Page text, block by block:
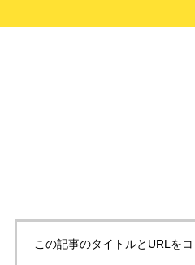
この記事のタイトルとURLを